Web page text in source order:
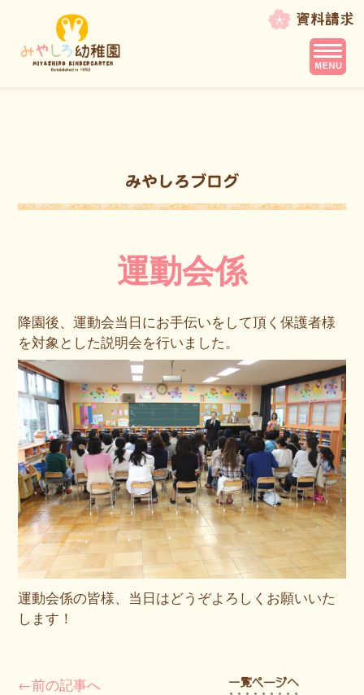
運動会係
降園後、運動会当日にお手伝いをして頂く保護者様
を対象とした説明会を行いました。
運動会係の皆様、当日はどうぞよろしくお願いいた
します！
←前の記事へ